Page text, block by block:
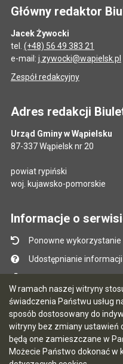
W ramach naszej witryny
świadczenia Państwu usług
sposób dostosowany do
witryny bez zmiany ustawień
będą one zamieszczane w
Możecie Państwo dokonać w
Główny redaktor
Jacek Żywocki
tel. (+48) 56 49 383 21
e-mail: j.zywocki@wapielsk.pl
Zespół redakcyjny
Adres redakcji
Urząd Gminy w Wąpielsku
87-337 Wąpielsk nr 20
powiat rypiński
woj. kujawsko-pomorskie
Informacje o
Ponowne wykorzystanie
Udostępnianie
Instrukcja obsługi
Statystyki oglądalności
Ostatnio dodane
Ostatnia aktualizacja